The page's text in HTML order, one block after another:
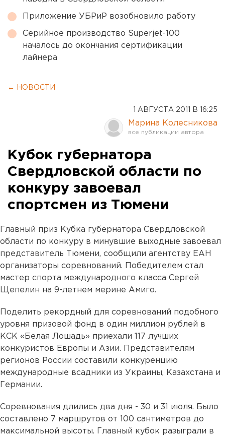
Приложение УБРиР возобновило работу
Серийное производство Superjet-100
началось до окончания сертификации
лайнера
← НОВОСТИ
1 АВГУСТА 2011 В 16:25
Марина Колесникова
Кубок губернатора
Свердловской области по
конкуру завоевал
спортсмен из Тюмени
Главный приз Кубка губернатора Свердловской
области по конкуру в минувшие выходные завоевал
представитель Тюмени, сообщили агентству ЕАН
организаторы соревнований. Победителем стал
мастер спорта международного класса Сергей
Щепелин на 9-летнем мерине Амиго.
Поделить рекордный для соревнований подобного
уровня призовой фонд в один миллион рублей в
КСК «Белая Лошадь» приехали 117 лучших
конкуристов Европы и Азии. Представителям
регионов России составили конкуренцию
международные всадники из Украины, Казахстана и
Германии.
Соревнования длились два дня - 30 и 31 июля. Было
составлено 7 маршрутов от 100 сантиметров до
максимальной высоты. Главный кубок разыграли в